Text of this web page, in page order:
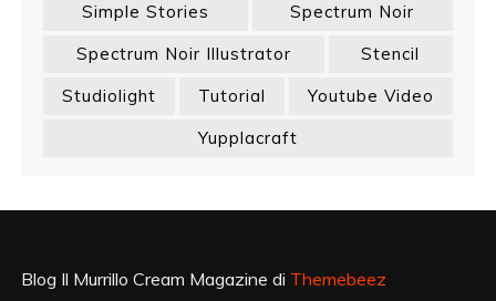
Simple Stories
Spectrum Noir
Spectrum Noir Illustrator
Stencil
Studiolight
Tutorial
Youtube Video
Yupplacraft
Blog Il Murrillo Cream Magazine di Themebeez